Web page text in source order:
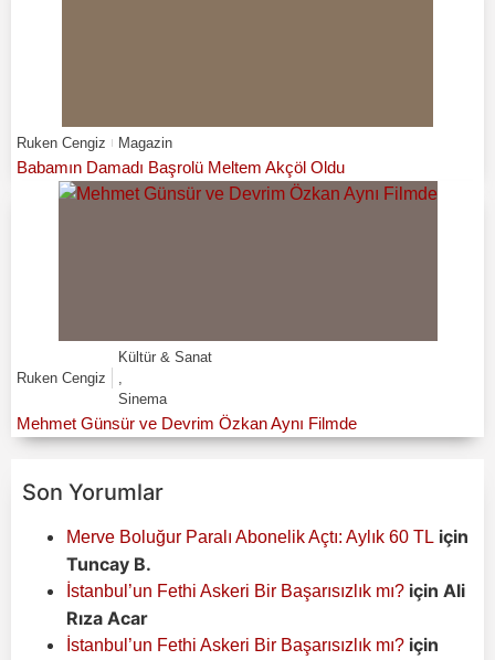
Ruken Cengiz Magazin
Babamın Damadı Başrolü Meltem Akçöl Oldu
Ruken Cengiz
Kültür & Sanat
,
Sinema
Mehmet Günsür ve Devrim Özkan Aynı Filmde
Son Yorumlar
Merve Boluğur Paralı Abonelik Açtı: Aylık 60 TL için
Tuncay B.
İstanbul’un Fethi Askeri Bir Başarısızlık mı? için Ali
Rıza Acar
İstanbul’un Fethi Askeri Bir Başarısızlık mı? için